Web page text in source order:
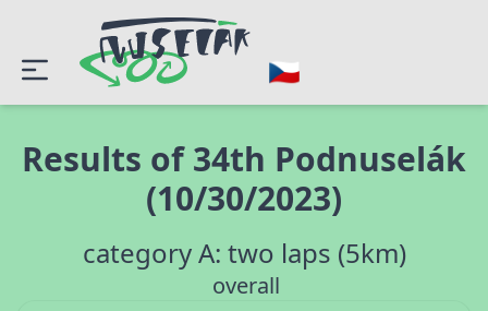
Results of 34th Podnuselák
(10/30/2023)
category A: two laps (5km)
overall